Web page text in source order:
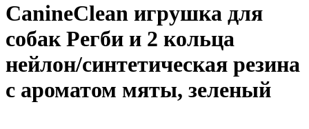
CanineClean игрушка для
собак Регби и 2 кольца
нейлон/синтетическая резина
с ароматом мяты, зеленый